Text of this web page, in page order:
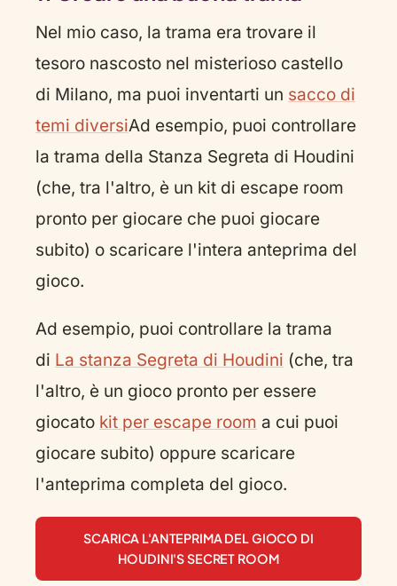
Nel mio caso, la trama era trovare il
tesoro nascosto nel misterioso castello
di Milano, ma puoi inventarti un sacco di
temi diversiAd esempio, puoi controllare
la trama della Stanza Segreta di Houdini
(che, tra l'altro, è un kit di escape room
pronto per giocare che puoi giocare
subito) o scaricare l'intera anteprima del
gioco.
Ad esempio, puoi controllare la trama
di La stanza Segreta di Houdini (che, tra
l'altro, è un gioco pronto per essere
giocato kit per escape room a cui puoi
giocare subito) oppure scaricare
l'anteprima completa del gioco.
SCARICA L'ANTEPRIMA DEL GIOCO DI
HOUDINI'S SECRET ROOM